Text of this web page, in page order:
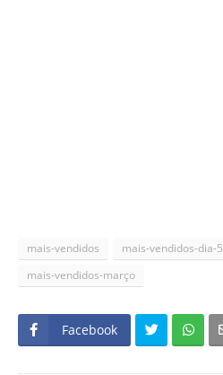
mais-vendidos mais-vendidos-dia-5
mais-vendidos-março
Facebook